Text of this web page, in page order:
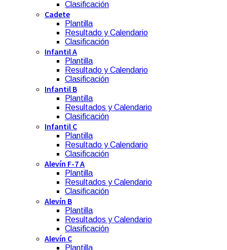
Clasificación
Cadete
Plantilla
Resultado y Calendario
Clasificación
Infantil A
Plantilla
Resultado y Calendario
Clasificación
Infantil B
Plantilla
Resultados y Calendario
Clasificación
Infantil C
Plantilla
Resultado y Calendario
Clasificación
Alevín F-7 A
Plantilla
Resultados y Calendario
Clasificación
Alevín B
Plantilla
Resultados y Calendario
Clasificación
Alevín C
Plantilla